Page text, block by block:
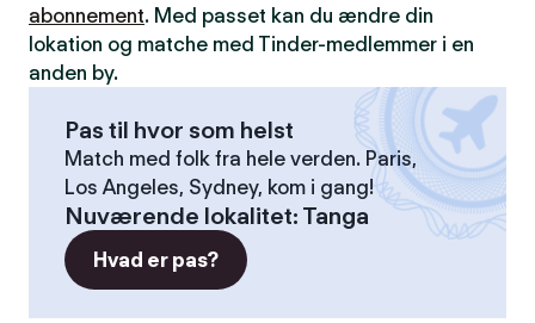
abonnement. Med passet kan du ændre din
lokation og matche med Tinder-medlemmer i en
anden by.
Pas til hvor som helst
Match med folk fra hele verden. Paris,
Los Angeles, Sydney, kom i gang!
Nuværende lokalitet: Tanga
Hvad er pas?